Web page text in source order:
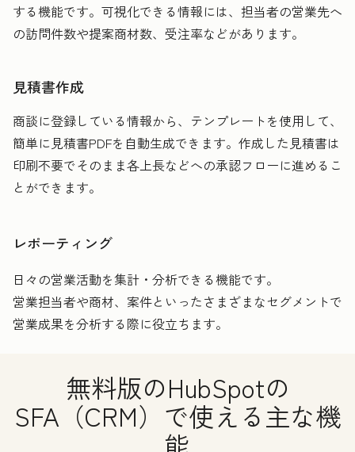
する機能です。可視化できる情報には、担当者の営業先へ
の訪問件数や提案商材数、受注率などがあります。
見積書作成
商談に登録している情報から、テンプレートを使用して、
簡単に見積書PDFを自動生成できます。作成した見積書は
印刷不要でそのまま各上長などへの承認フローに進めるこ
とができます。
レポーティング
日々の営業活動を集計・分析できる機能です。
営業担当者や商材、案件といったさまざまなセグメントで
営業成果を分析する際に役立ちます。
無料版のHubSpotの
SFA（CRM）で使える主な機
能